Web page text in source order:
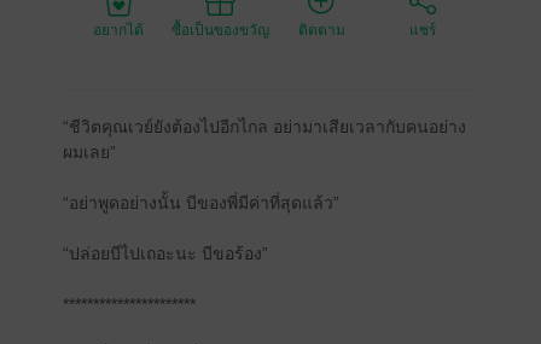
อยากได้ ซื้อเป็นของขวัญ ติดตาม แชร์
“ชีวิตคุณเวย์ยังต้องไปอีกไกล อย่ามาเสียเวลากับคนอย่าง
ผมเลย”
“อย่าพูดอย่างนั้น บีของพี่มีค่าที่สุดแล้ว”
“ปล่อยบีไปเถอะนะ บีขอร้อง”
**********************